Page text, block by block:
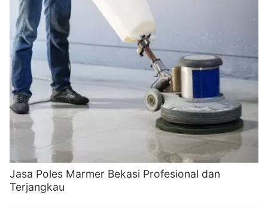
Jasa Poles Marmer Bekasi Profesional dan
Terjangkau